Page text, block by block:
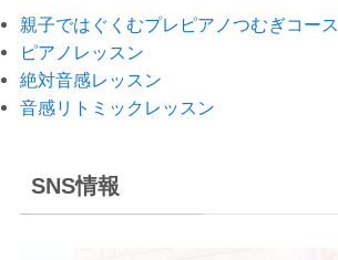
親子ではぐくむプレピアノつむぎコース
ピアノレッスン
絶対音感レッスン
音感リトミックレッスン
SNS情報